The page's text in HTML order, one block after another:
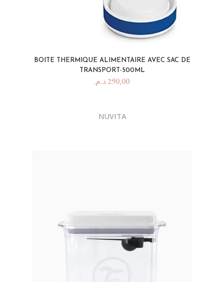
BOITE THERMIQUE ALIMENTAIRE AVEC SAC DE
TRANSPORT-500ML
290,00د.م.
NUVITA